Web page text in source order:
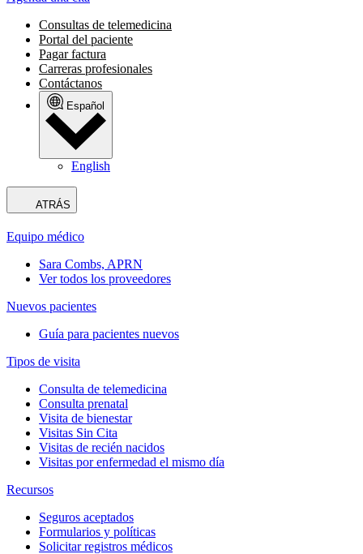
Consultas de telemedicina
Portal del paciente
Pagar factura
Carreras profesionales
Contáctanos
Español
English
ATRÁS
Equipo médico
Sara Combs, APRN
Ver todos los proveedores
Nuevos pacientes
Guía para pacientes nuevos
Tipos de visita
Consulta de telemedicina
Consulta prenatal
Visita de bienestar
Visitas Sin Cita
Visitas de recién nacidos
Visitas por enfermedad el mismo día
Recursos
Seguros aceptados
Formularios y políticas
Solicitar registros médicos